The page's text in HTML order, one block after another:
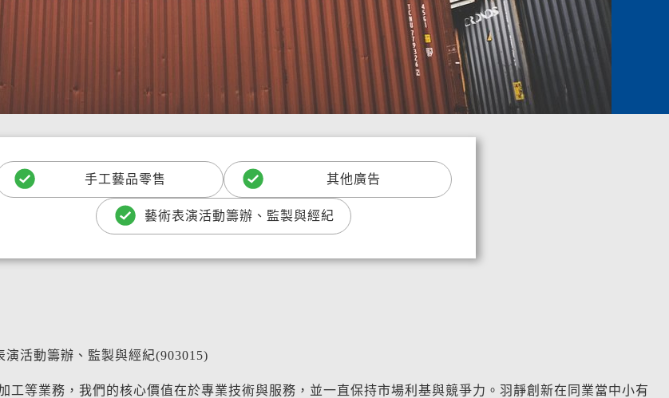
手工藝品零售 其他廣告
藝術表演活動籌辦、監製與經紀
活動籌辦、監製與經紀(903015)
等業務，我們的核心價值在於專業技術與服務，並一直保持市場利基與競爭力。羽靜創新在同業當中小有